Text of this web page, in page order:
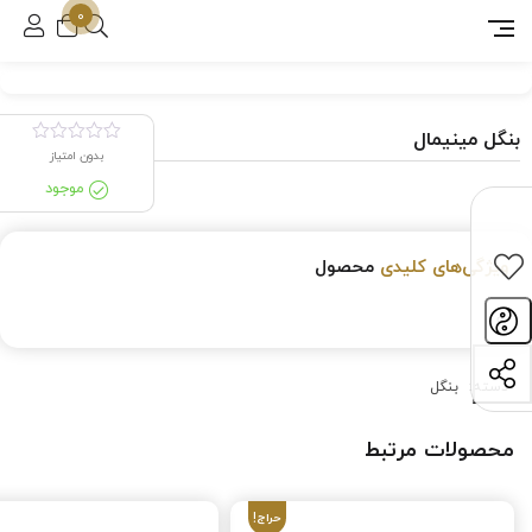
0
بنگل مینیمال
بدون امتیاز
موجود
ویژگی‌های کلیدی محصول
دسته: بنگل
محصولات مرتبط
حراج!